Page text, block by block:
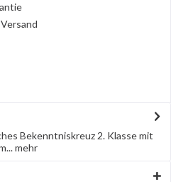
Bekenntniskreuz 2. Klasse mit
mehr